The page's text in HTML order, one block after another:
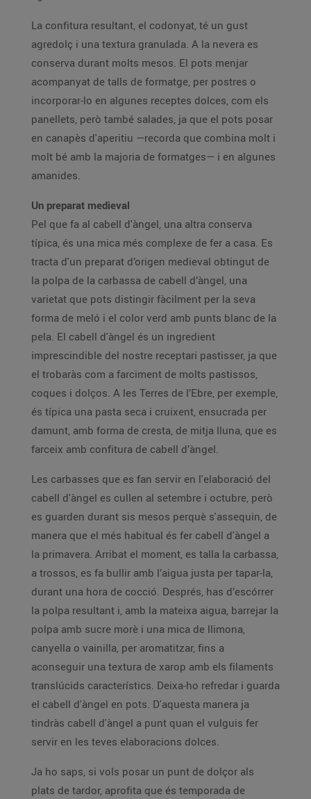
La confitura resultant, el codonyat, té un gust
agredolç i una textura granulada. A la nevera es
conserva durant molts mesos. El pots menjar
acompanyat de talls de formatge, per postres o
incorporar-lo en algunes receptes dolces, com els
panellets, però també salades, ja que el pots posar
en canapès d'aperitiu —recorda que combina molt i
molt bé amb la majoria de formatges— i en algunes
amanides.
Un preparat medieval
Pel que fa al cabell d'àngel, una altra conserva
típica, és una mica més complexe de fer a casa. Es
tracta d'un preparat d’origen medieval obtingut de
la polpa de la carbassa de cabell d’àngel, una
varietat que pots distingir fàcilment per la seva
forma de meló i el color verd amb punts blanc de la
pela. El cabell d'àngel és un ingredient
imprescindible del nostre receptari pastisser, ja que
el trobaràs com a farciment de molts pastissos,
coques i dolços. A les Terres de l’Ebre, per exemple,
és típica una pasta seca i cruixent, ensucrada per
damunt, amb forma de cresta, de mitja lluna, que es
farceix amb confitura de cabell d’àngel.
Les carbasses que es fan servir en l'elaboració del
cabell d'àngel es cullen al setembre i octubre, però
es guarden durant sis mesos perquè s'assequin, de
manera que el més habitual és fer cabell d'àngel a
la primavera. Arribat el moment, es talla la carbassa,
a trossos, es fa bullir amb l’aigua justa per tapar-la,
durant una hora de cocció. Després, has d’escórrer
la polpa resultant i, amb la mateixa aigua, barrejar la
polpa amb sucre morè i una mica de llimona,
canyella o vainilla, per aromatitzar, fins a
aconseguir una textura de xarop amb els filaments
translúcids característics. Deixa-ho refredar i guarda
el cabell d'àngel en pots. D'aquesta manera ja
tindràs cabell d'àngel a punt quan el vulguis fer
servir en les teves elaboracions dolces.
Ja ho saps, si vols posar un punt de dolçor als
plats de tardor, aprofita que és temporada de